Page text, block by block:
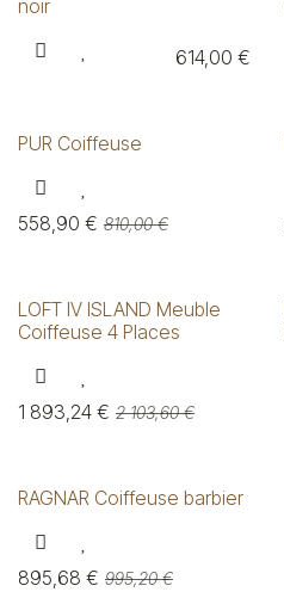
noir
614,00 €
PUR Coiffeuse
558,90 € 810,00€
LOFT IV ISLAND Meuble
Coiffeuse 4 Places
1 893,24 € 2 103,60€
RAGNAR Coiffeuse barbier
895,68 € 995,20€